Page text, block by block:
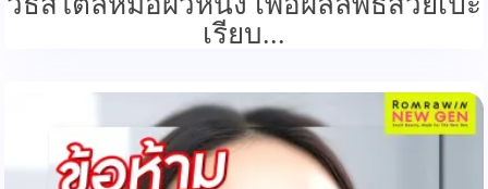
เรียบ...